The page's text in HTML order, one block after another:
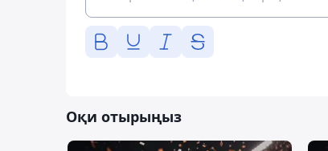
Оқи отырыңыз